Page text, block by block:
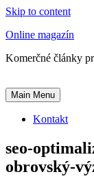
Skip to content
Online magazín
Komerčné články
Main Menu
Kontakt
seo-
obrovský-